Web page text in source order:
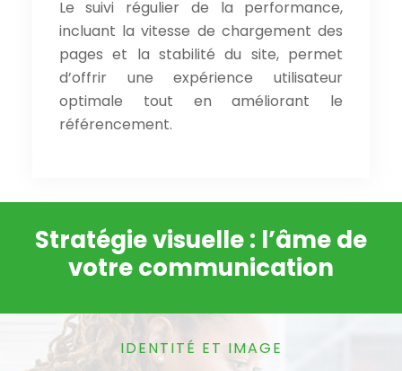
Le suivi régulier de la performance,
incluant la vitesse de chargement des
pages et la stabilité du site, permet
d’offrir une expérience utilisateur
optimale tout en améliorant le
référencement.
Stratégie visuelle : l’âme de
votre communication
IDENTITÉ ET IMAGE